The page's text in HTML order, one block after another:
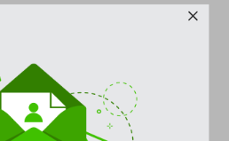
στο newsletter